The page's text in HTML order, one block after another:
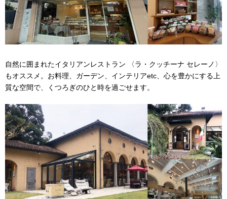
自然に囲まれたイタリアンレストラン 〈ラ・クッチーナ セレーノ〉
もオススメ。お料理、ガーデン、インテリアetc、心を豊かにする上
質な空間で、くつろぎのひと時を過ごせます。